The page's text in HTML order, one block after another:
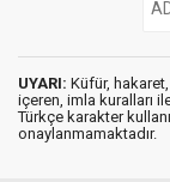
UYARI: Küfür,
içeren, imla kuralları
Türkçe karakter
onaylanmamaktadır.